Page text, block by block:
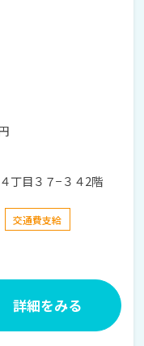
丁目３７−３４2階
交通費支給
詳細をみる